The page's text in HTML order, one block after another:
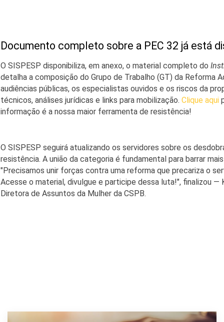
Documento completo sobre a PEC 32 já está
O SISPESP disponibiliza, em anexo, o material completo do
detalha a composição do Grupo de Trabalho (GT) da Reforma
audiências públicas, os especialistas ouvidos e os riscos da
técnicos, análises jurídicas e links para mobilização. Clique aqui
informação é a nossa maior ferramenta de resistência!
O SISPESP seguirá atualizando os servidores sobre os
resistência. A união da categoria é fundamental para barrar
"Precisamos unir forças contra uma reforma que precariza o
Acesse o material, divulgue e participe dessa luta!", finalizou —
Diretora de Assuntos da Mulher da CSPB.